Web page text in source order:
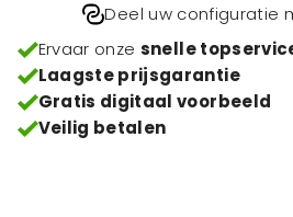
Deel uw configuratie
Ervaar onze snelle
Laagste prijsgarantie
Gratis digitaal voorbeeld
Veilig betalen